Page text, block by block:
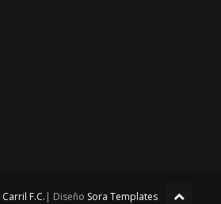
F.C. | Diseño Sora Templates